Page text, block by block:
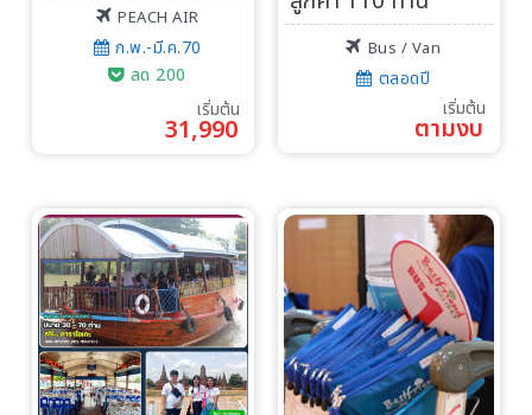
PEACH AIR
ก.พ.-มี.ค.70
ลด 200
เริ่มต้น
31,990
Bus / Van
ตลอดปี
เริ่มต้น
ตามงบ